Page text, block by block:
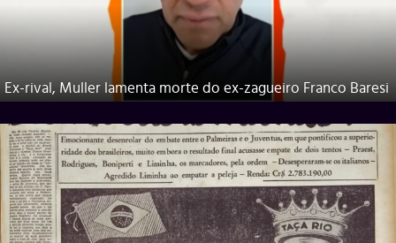
Ex-rival, Muller lamenta morte do ex-zagueiro Franco Baresi